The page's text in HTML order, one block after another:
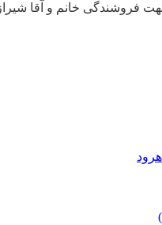
و آقا شیراز آدرس: معالی